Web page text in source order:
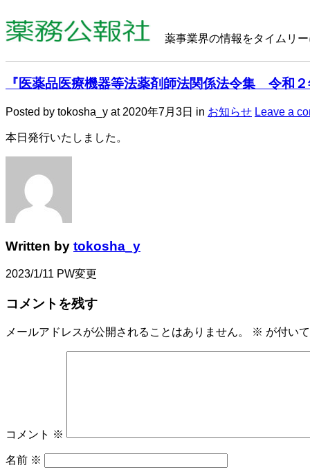
薬事業界の情報をタイムリ
『医薬品医療機器等法薬剤師法関係法令集 令和
Posted by tokosha_y at 2020年7月3日 in お知らせ Leave a
本日発行いたしました。
Written by tokosha_y
2023/1/11 PW変更
コメントを残す
メールアドレスが公開されることはありません。 ※ が付い
コメント ※
名前 ※